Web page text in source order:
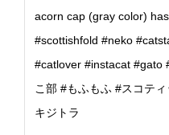
acorn cap (gray color)
#scottishfold #neko
#catlover #instacat #gato
こ部 #もふもふ #スコテ
キジトラ